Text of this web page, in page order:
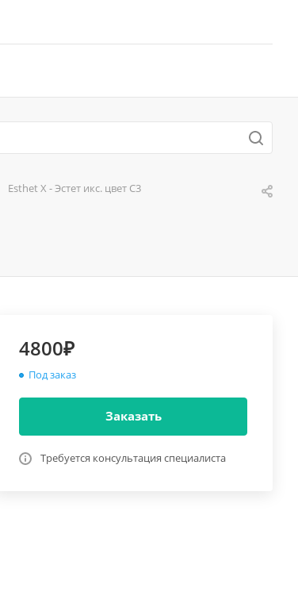
Esthet X - Эстет икс. цвет C3
4800₽
Под заказ
Заказать
Требуется консультация специалиста